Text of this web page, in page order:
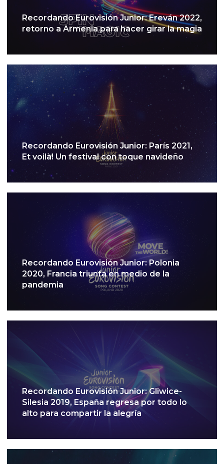
Recordando Eurovisión Junior: Ereván 2022,
retorno a Armenia para hacer girar la magia
Recordando Eurovisión Junior: París 2021,
Et voilà! Un festival con toque navideño
Recordando Eurovisión Junior: Polonia
2020, Francia triunfa en medio de la
pandemia
Recordando Eurovisión Junior: Gliwice-
Silesia 2019, España regresa por todo lo
alto para compartir la alegría